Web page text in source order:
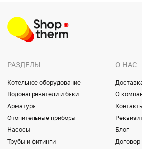
РАЗДЕЛЫ
Котельное оборудование
Водонагреватели и баки
Арматура
Отопительные приборы
Насосы
Трубы и фитинги
О НАС
О
Блог